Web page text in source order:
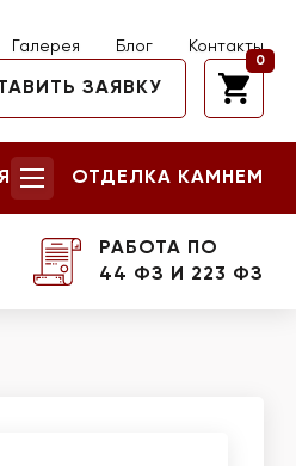
Галерея Блог Контакты
ЗАЯВКУ
0
ОТДЕЛКА КАМНЕМ
РАБОТА ПО
44 ФЗ И 223 ФЗ